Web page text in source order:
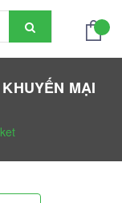
MẠI